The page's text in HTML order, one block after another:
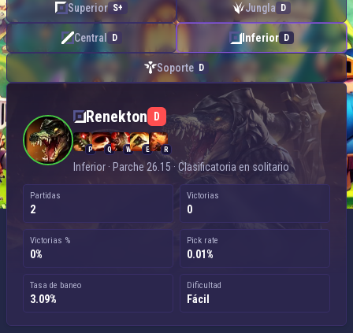
Superior S+ Jungla D
Central D Inferior D
Soporte D
Renekton D
P Q W E R
Inferior · Parche 26.15 · Clasificatoria en solitario
Partidas
2
Victorias
0
Victorias %
0%
Pick rate
0.01%
Tasa de baneo
3.09%
Dificultad
Fácil